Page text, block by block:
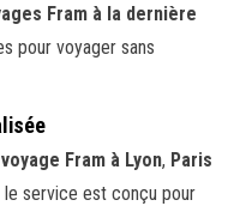
Fram à la dernière
pour voyager sans
Fram à Lyon, Paris
le service est conçu pour